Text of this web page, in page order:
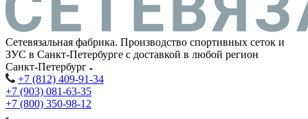
Сетевязальная фабрика. Производство спортивных сеток и
ЗУС в Санкт-Петербурге с доставкой в любой регион
Санкт-Петербург
+7 (812) 409-91-34
+7 (903) 081-63-35
+7 (800) 350-98-12